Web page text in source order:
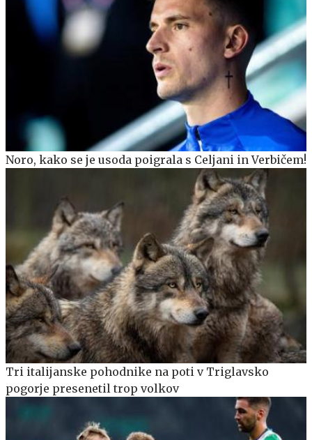
Noro, kako se je usoda poigrala s Celjani in Verbičem!
Tri italijanske pohodnike na poti v Triglavsko
pogorje presenetil trop volkov